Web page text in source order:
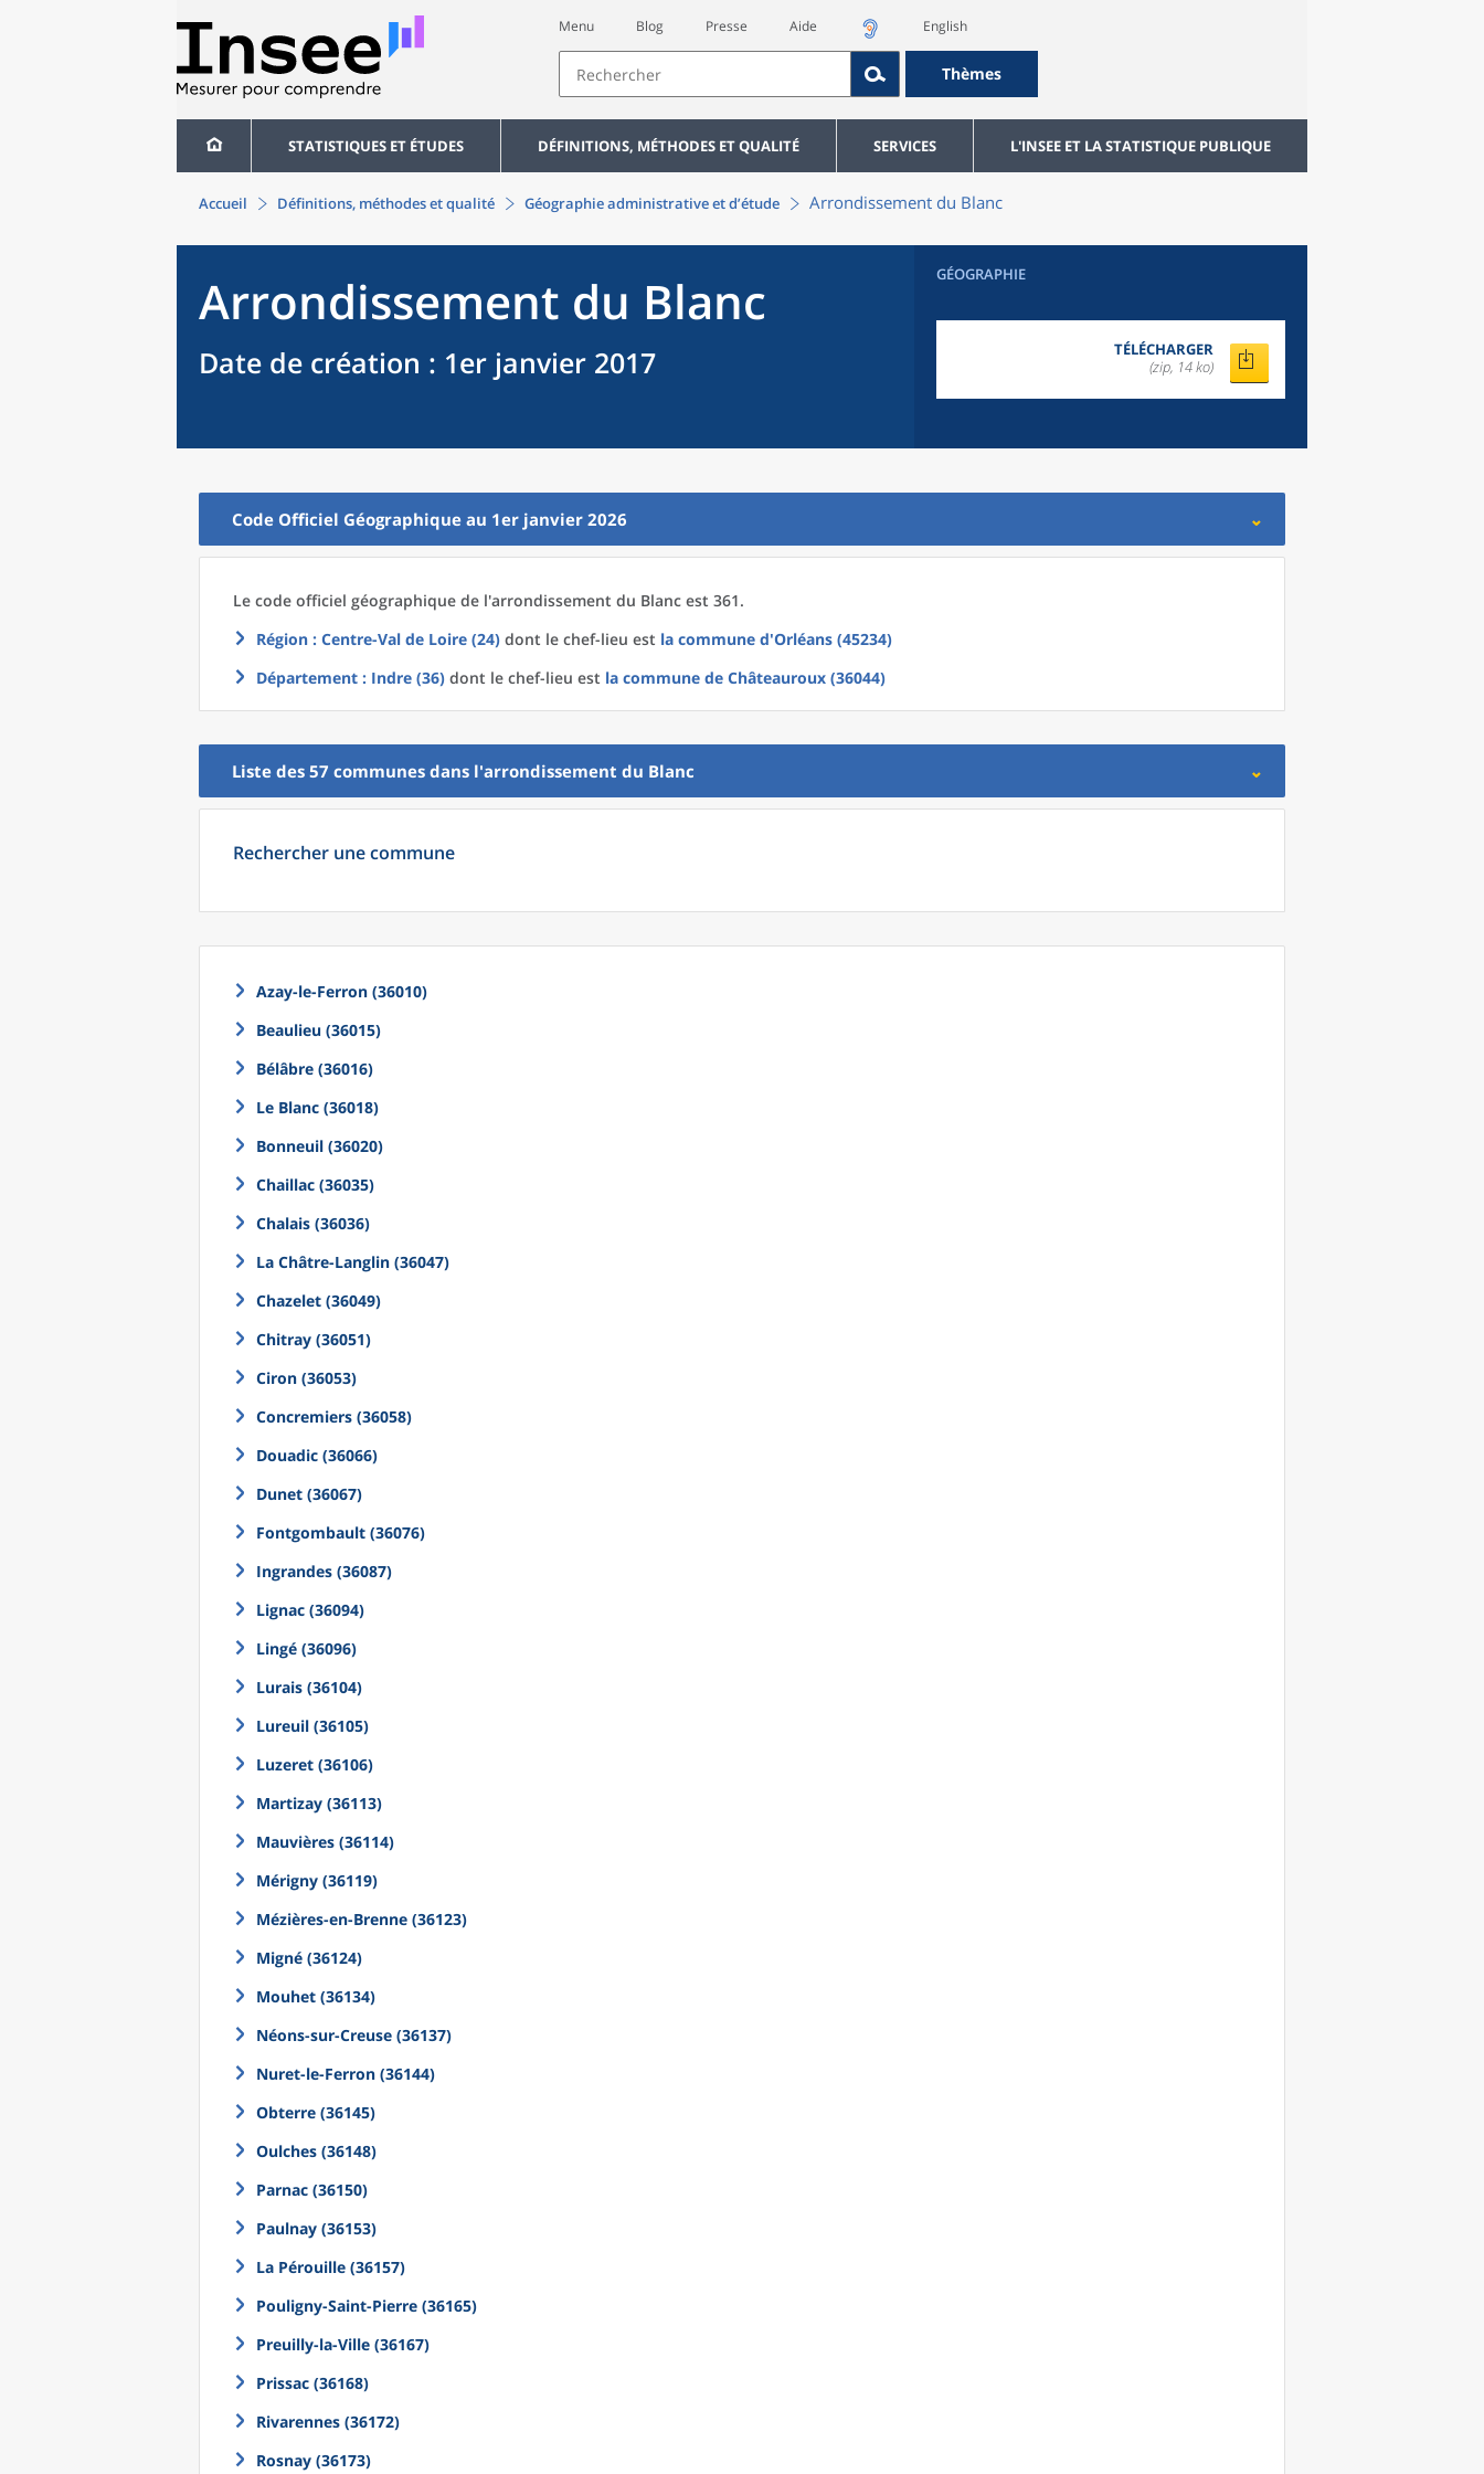
Menu Blog Presse Aide English
Thèmes
STATISTIQUES ET ÉTUDES DÉFINITIONS, MÉTHODES ET QUALITÉ SERVICES L'INSEE ET LA STATISTIQUE PUBLIQUE
Accueil Définitions, méthodes et qualité Géographie administrative et d’étude Arrondissement du Blanc
Arrondissement du Blanc
Date de création : 1er janvier 2017
GÉOGRAPHIE
TÉLÉCHARGER
(zip, 14 ko)
Code Officiel Géographique au 1er janvier 2026
Le code officiel géographique de l'arrondissement du Blanc est 361.
Région : Centre-Val de Loire (24) dont le chef-lieu est la commune d'Orléans (45234)
Département : Indre (36) dont le chef-lieu est la commune de Châteauroux (36044)
Liste des 57 communes dans l'arrondissement du Blanc
Rechercher une commune
Azay-le-Ferron (36010)
Beaulieu (36015)
Bélâbre (36016)
Le Blanc (36018)
Bonneuil (36020)
Chaillac (36035)
Chalais (36036)
La Châtre-Langlin (36047)
Chazelet (36049)
Chitray (36051)
Ciron (36053)
Concremiers (36058)
Douadic (36066)
Dunet (36067)
Fontgombault (36076)
Ingrandes (36087)
Lignac (36094)
Lingé (36096)
Lurais (36104)
Lureuil (36105)
Luzeret (36106)
Martizay (36113)
Mauvières (36114)
Mérigny (36119)
Mézières-en-Brenne (36123)
Migné (36124)
Mouhet (36134)
Néons-sur-Creuse (36137)
Nuret-le-Ferron (36144)
Obterre (36145)
Oulches (36148)
Parnac (36150)
Paulnay (36153)
La Pérouille (36157)
Pouligny-Saint-Pierre (36165)
Preuilly-la-Ville (36167)
Prissac (36168)
Rivarennes (36172)
Rosnay (36173)